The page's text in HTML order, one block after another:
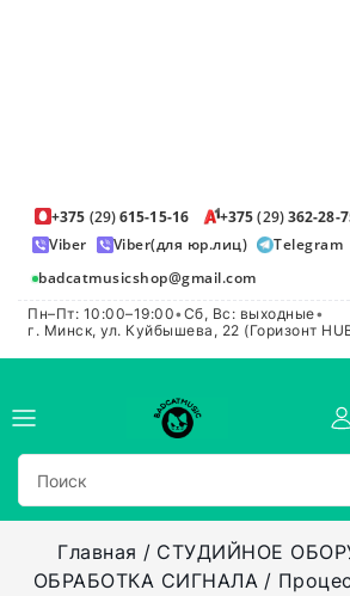
+375 (29)615-15-16 +375(29)362-28-
Viber
Viber(для юр.лиц) Telegram
badcatmusicshop@gmail.com
Пн–Пт: 10:00–19:00•Сб, Вс: выходные•
г. Минск, ул. Куйбышева, 22 (Горизонт
Главная
СТУДИЙНОЕ
ОБРАБОТКА СИГНАЛА